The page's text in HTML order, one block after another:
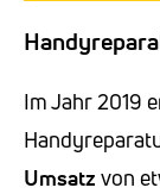
Im Jahr 2019
Umsatz von